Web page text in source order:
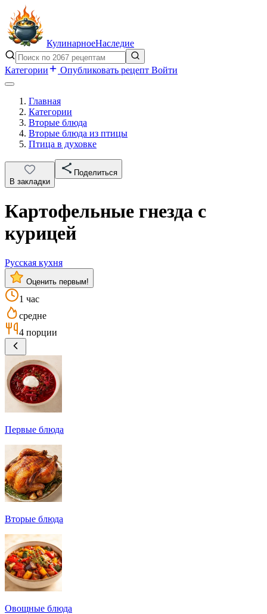
КулинарноеНаследие
Категории Опубликовать рецепт Войти
Главная
Категории
Вторые блюда
Вторые блюда из птицы
Птица в духовке
В закладки
Поделиться
Картофельные гнезда с
курицей
Русская кухня
Оценить первым!
1 час
средне
4 порции
Первые блюда
Вторые блюда
Овощные блюда